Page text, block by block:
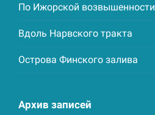
По Ижорской возвышенности
Вдоль Нарвского тракта
Острова Финского залива
Архив записей